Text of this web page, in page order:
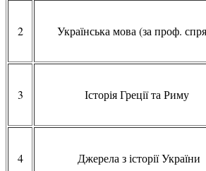
2 Українська мова (за проф.
3 Історія Греції та Риму
4 Джерела з історії України